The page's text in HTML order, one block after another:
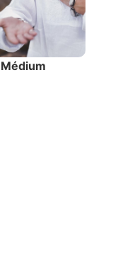
Médium